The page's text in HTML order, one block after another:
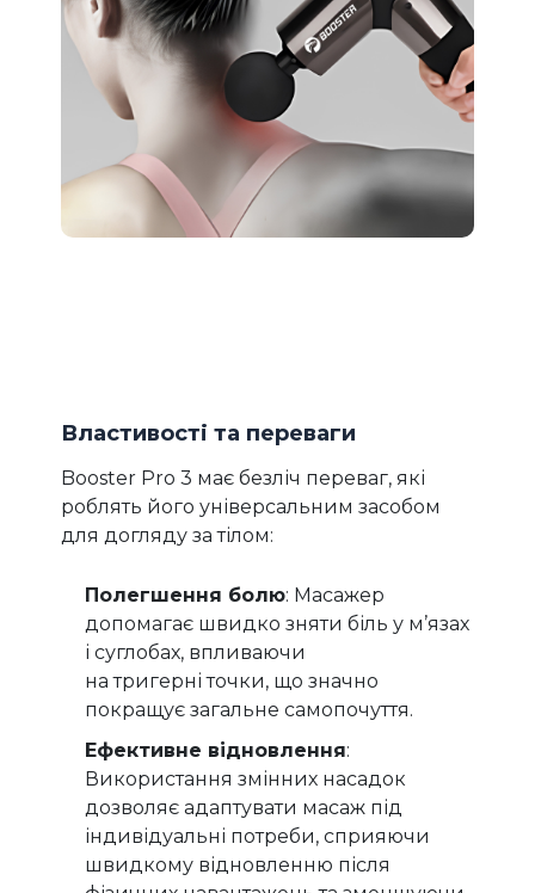
Властивості та переваги
Booster Pro 3 має безліч переваг, які
роблять його універсальним засобом
для догляду за тілом:
Полегшення болю: Масажер
допомагає швидко зняти біль у м’язах
і суглобах, впливаючи
на тригерні точки, що значно
покращує загальне самопочуття.
Ефективне відновлення:
Використання змінних насадок
дозволяє адаптувати масаж під
індивідуальні потреби, сприяючи
швидкому відновленню після